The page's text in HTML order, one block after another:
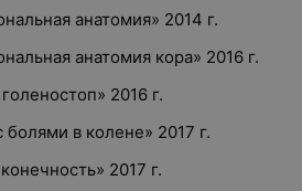
анатомия» 2014 г.
анатомия кора» 2016 г.
2016 г.
в колене» 2017 г.
2017 г.